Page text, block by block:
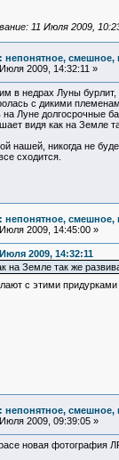
11 Июля 2009,
непонятное, смешное,
2009, 14:32:11 »
в недрах Луны
с дикими
Луне долгосрочные
видя как на Земле
нашей, никогда не
сходится.
непонятное, смешное,
2009, 14:45:00 »
2009, 14:32:11
на Земле так же
с этими придурками
непонятное, смешное,
2009, 09:39:05 »
новая фотография